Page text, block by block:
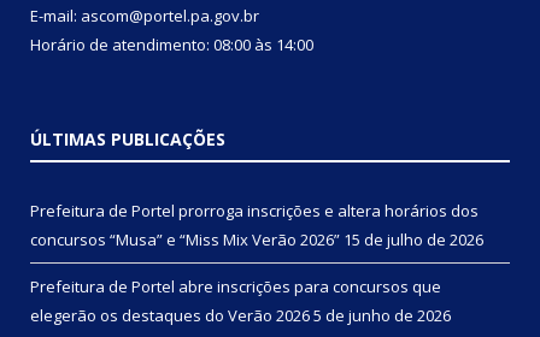
E-mail: ascom@portel.pa.gov.br
Horário de atendimento: 08:00 às 14:00
ÚLTIMAS PUBLICAÇÕES
Prefeitura de Portel prorroga inscrições e altera horários dos
concursos “Musa” e “Miss Mix Verão 2026” 15 de julho de 2026
Prefeitura de Portel abre inscrições para concursos que
elegerão os destaques do Verão 20265 de junho de 2026